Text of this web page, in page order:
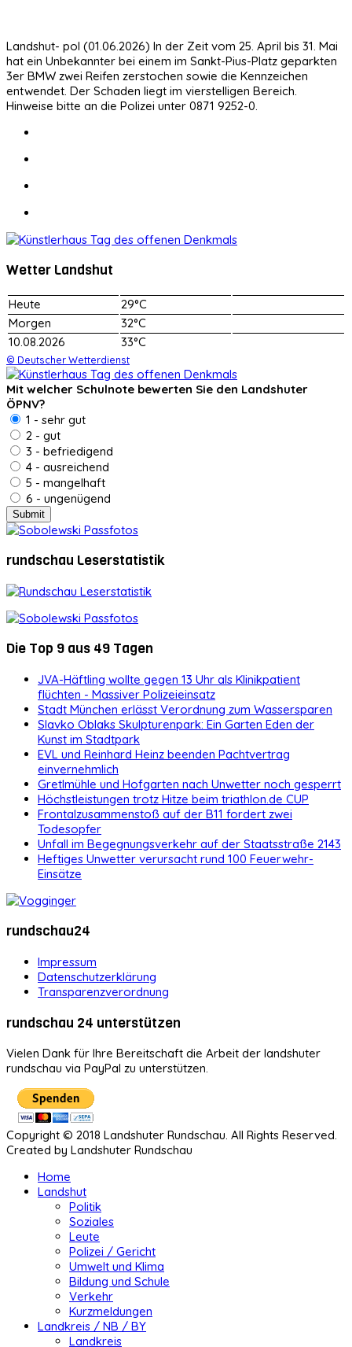
Landshut- pol (01.06.2026) In der Zeit vom 25. April bis 31. Mai
hat ein Unbekannter bei einem im Sankt-Pius-Platz geparkten
3er BMW zwei Reifen zerstochen sowie die Kennzeichen
entwendet. Der Schaden liegt im vierstelligen Bereich.
Hinweise bitte an die Polizei unter 0871 9252-0.
Wetter Landshut
Heute
29°C
Morgen
32°C
10.08.2026
33°C
© Deutscher Wetterdienst
Mit welcher Schulnote bewerten Sie den Landshuter
ÖPNV?
1 - sehr gut
2 - gut
3 - befriedigend
4 - ausreichend
5 - mangelhaft
6 - ungenügend
rundschau Leserstatistik
Die Top 9 aus 49 Tagen
JVA-Häftling wollte gegen 13 Uhr als Klinikpatient
flüchten - Massiver Polizeieinsatz
Stadt München erlässt Verordnung zum Wassersparen
Slavko Oblaks Skulpturenpark: Ein Garten Eden der
Kunst im Stadtpark
EVL und Reinhard Heinz beenden Pachtvertrag
einvernehmlich
Gretlmühle und Hofgarten nach Unwetter noch gesperrt
Höchstleistungen trotz Hitze beim triathlon.de CUP
Frontalzusammenstoß auf der B11 fordert zwei
Todesopfer
Unfall im Begegnungsverkehr auf der Staatsstraße 2143
Heftiges Unwetter verursacht rund 100 Feuerwehr-
Einsätze
rundschau24
Impressum
Datenschutzerklärung
Transparenzverordnung
rundschau 24 unterstützen
Vielen Dank für Ihre Bereitschaft die Arbeit der landshuter
rundschau via PayPal zu unterstützen.
Copyright © 2018 Landshuter Rundschau. All Rights Reserved.
Created by Landshuter Rundschau
Home
Landshut
Politik
Soziales
Leute
Polizei / Gericht
Umwelt und Klima
Bildung und Schule
Verkehr
Kurzmeldungen
Landkreis / NB / BY
Landkreis